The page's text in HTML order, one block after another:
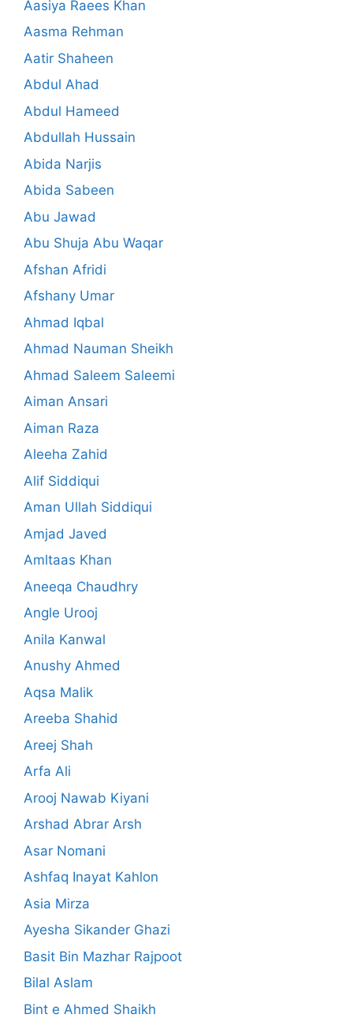
Aasiya Raees Khan
Aasma Rehman
Aatir Shaheen
Abdul Ahad
Abdul Hameed
Abdullah Hussain
Abida Narjis
Abida Sabeen
Abu Jawad
Abu Shuja Abu Waqar
Afshan Afridi
Afshany Umar
Ahmad Iqbal
Ahmad Nauman Sheikh
Ahmad Saleem Saleemi
Aiman Ansari
Aiman Raza
Aleeha Zahid
Alif Siddiqui
Aman Ullah Siddiqui
Amjad Javed
Amltaas Khan
Aneeqa Chaudhry
Angle Urooj
Anila Kanwal
Anushy Ahmed
Aqsa Malik
Areeba Shahid
Areej Shah
Arfa Ali
Arooj Nawab Kiyani
Arshad Abrar Arsh
Asar Nomani
Ashfaq Inayat Kahlon
Asia Mirza
Ayesha Sikander Ghazi
Basit Bin Mazhar Rajpoot
Bilal Aslam
Bint e Ahmed Shaikh